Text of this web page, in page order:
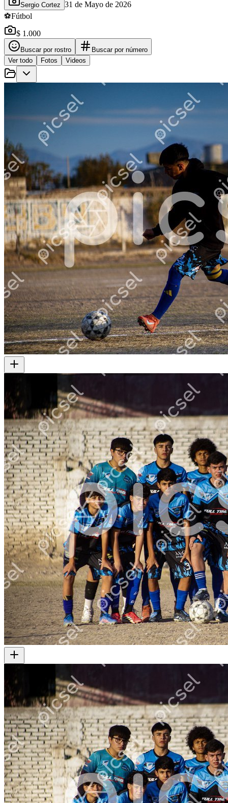
Sergio Cortez 31 de Mayo de 2026
⚽Fútbol
$ 1.000
Buscar por rostro
Buscar por número
Ver todo
Fotos Videos